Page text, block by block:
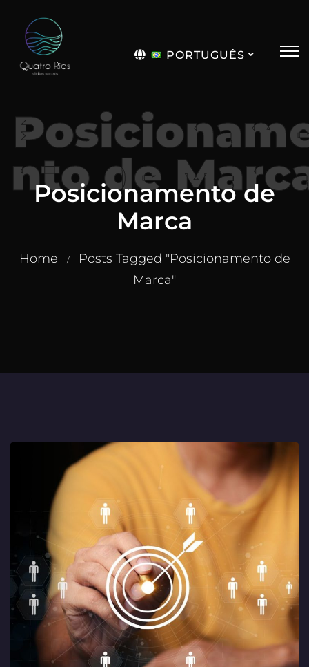
PORTUGUÊS
nto de
Posicionamento de
Marca
Home /
Posts Tagged "Posicionamento de
Marca"